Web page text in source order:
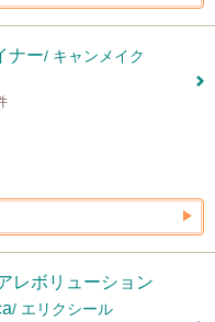
ナー/ キャンメイク
レボリューション
/ エリクシール